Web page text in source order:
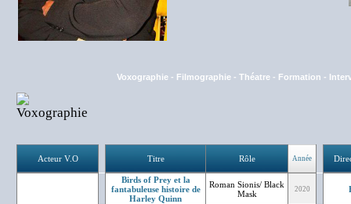
Voxographie - Filmographie - Théatre - Formation -
Acteur V.O Titre Rôle Année
Birds of Prey et la
fantabuleuse histoire de
Harley Quinn
Roman Sionis/ Black
Mask
2020